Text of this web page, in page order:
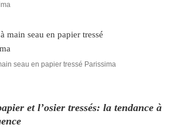
seau en papier tressé Parissima
et l’osier tressés: la tendance à